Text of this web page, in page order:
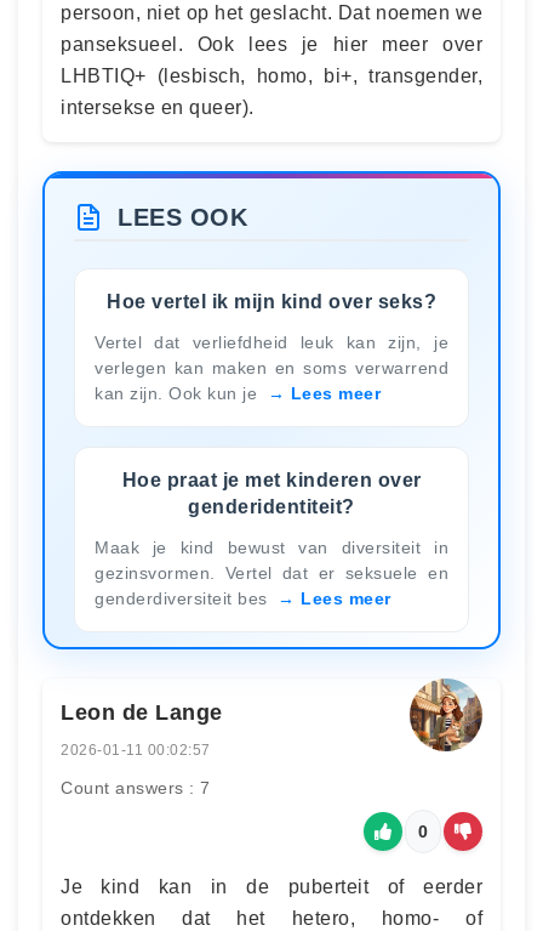
persoon, niet op het geslacht. Dat noemen we
panseksueel. Ook lees je hier meer over
LHBTIQ+ (lesbisch, homo, bi+, transgender,
intersekse en queer).
LEES OOK
Hoe vertel ik mijn kind over seks?
Vertel dat verliefdheid leuk kan zijn, je
verlegen kan maken en soms verwarrend
kan zijn. Ook kun je
Lees meer
Hoe praat je met kinderen over
genderidentiteit?
Maak je kind bewust van diversiteit in
gezinsvormen. Vertel dat er seksuele en
genderdiversiteit bes
Lees meer
Leon de Lange
2026-01-11 00:02:57
Count answers : 7
0
Je kind kan in de puberteit of eerder
ontdekken dat het hetero, homo- of